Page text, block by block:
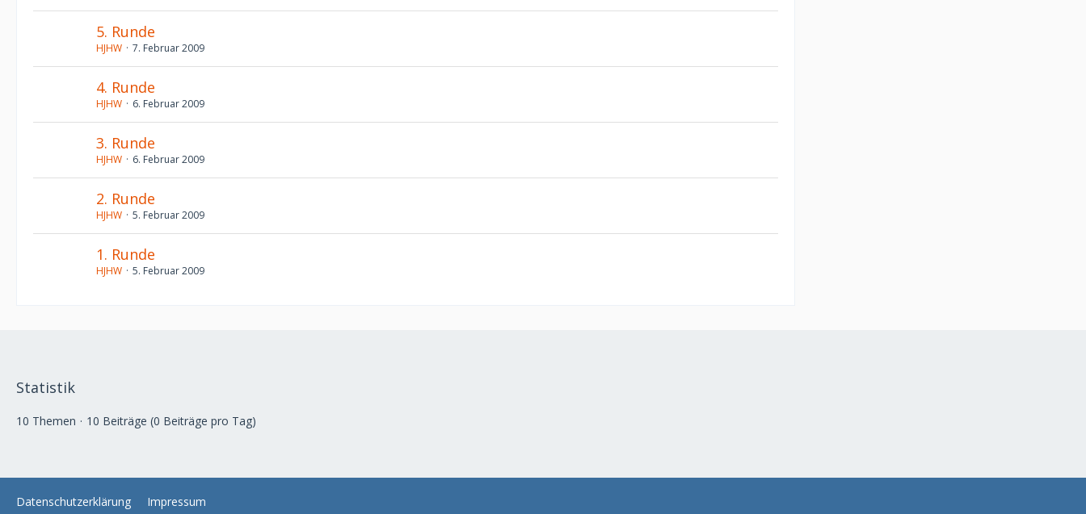
5. Runde
HJHW 7. Februar 2009
4. Runde
HJHW 6. Februar 2009
3. Runde
HJHW 6. Februar 2009
2. Runde
HJHW 5. Februar 2009
1. Runde
HJHW 5. Februar 2009
Statistik
10 Themen 10 Beiträge (0 Beiträge pro Tag)
Datenschutzerklärung Impressum